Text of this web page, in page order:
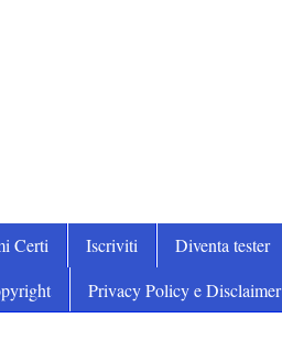
Certi Iscriviti
Diventa tester
Privacy Policy e Disclaimer